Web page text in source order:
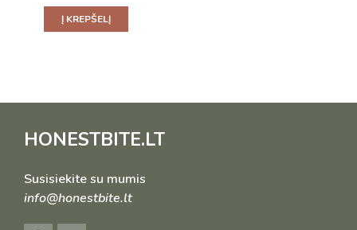
Į KREPŠELĮ
HONESTBITE.LT
Susisiekite su mumis
info@honestbite.lt